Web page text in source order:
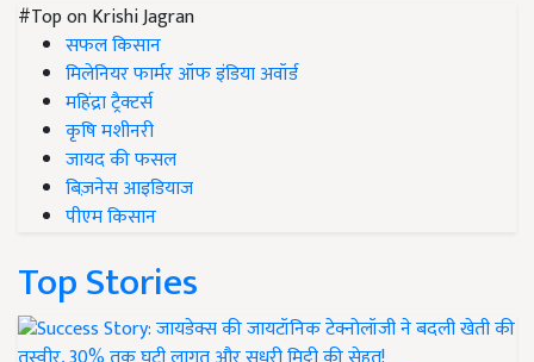
#Top on Krishi Jagran
सफल किसान
मिलेनियर फार्मर ऑफ इंडिया अवॉर्ड
महिंद्रा ट्रैक्टर्स
कृषि मशीनरी
जायद की फसल
बिज़नेस आइडियाज
पीएम किसान
Top Stories